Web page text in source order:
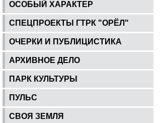
ОСОБЫЙ ХАРАКТЕР
СПЕЦПРОЕКТЫ ГТРК "ОРЁЛ"
ОЧЕРКИ И ПУБЛИЦИСТИКА
АРХИВНОЕ ДЕЛО
ПАРК КУЛЬТУРЫ
ПУЛЬС
СВОЯ ЗЕМЛЯ